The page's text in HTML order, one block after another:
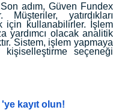
Son adım, Güven Fundex
yatırdıkları
için kullanabilirler. İşlem
yardımcı olacak analitik
Sistem, işlem yapmaya
kişiselleştirme seçeneği
kayıt olun!